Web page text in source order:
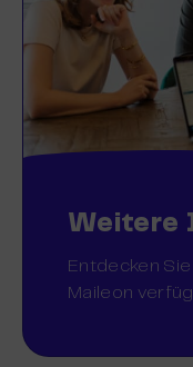
Weitere
Entdecken
Maileon